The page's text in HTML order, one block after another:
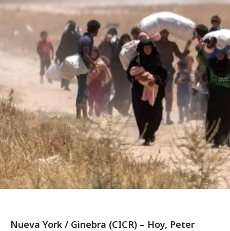
Nueva York / Ginebra (CICR) – Hoy, Peter